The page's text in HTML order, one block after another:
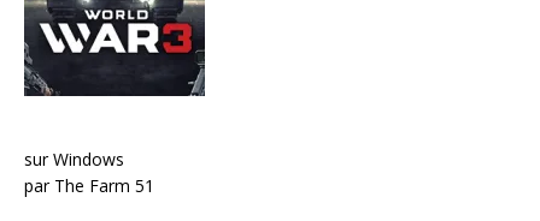
sur Windows
par The Farm 51